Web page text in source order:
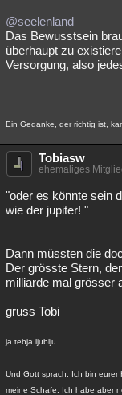
@seelenland
Das Bewusstsein
überhaupt zu
Versorgung, also
Ein Gedanke, der richtig ist,
Tobiasw
ehemaliges
"oder es könnte sein
wie der jupiter! "
Dann müssten die
Der grösste Stern,
milliarde mal grösser
gruss Tobi
ja tebja ljublju
Und Gott sprach: Ich bin eurer
meine Schafe. Ich habe aber